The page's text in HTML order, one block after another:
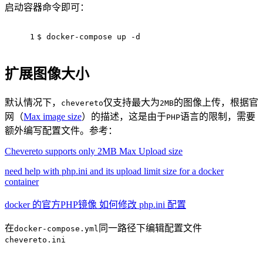
启动容器命令即可：
1 $ docker-compose up -d
扩展图像大小
默认情况下， chevereto仅支持最大为2MB的图像上传，根据官
网（Max image size）的描述，这是由于PHP语言的限制，需要
额外编写配置文件。参考：
Chevereto supports only 2MB Max Upload size
need help with php.ini and its upload limit size for a docker
container
docker 的官方PHP镜像 如何修改 php.ini 配置
在docker-compose.yml 同一路径下编辑配置文件
chevereto.ini